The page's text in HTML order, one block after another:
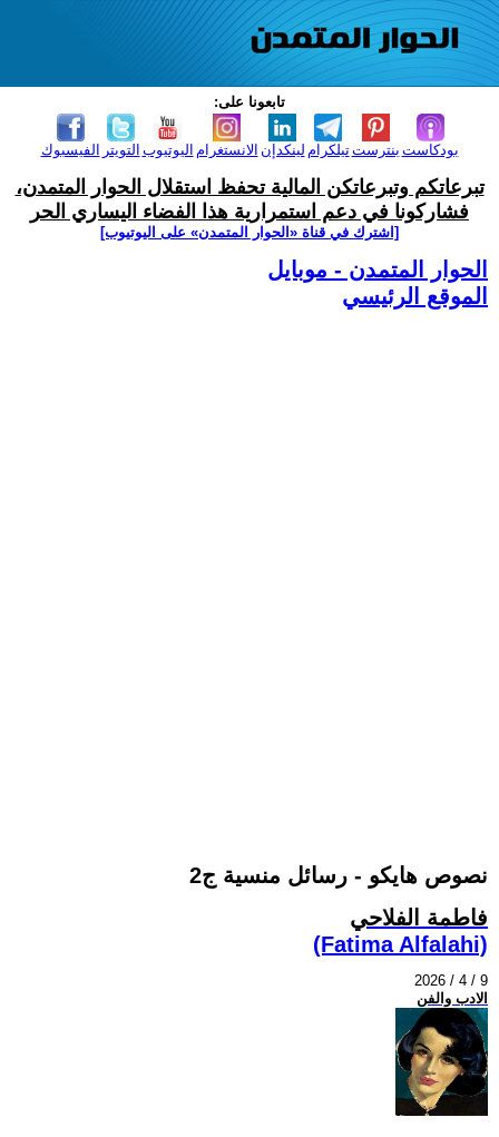
تابعونا على:
الفيسبوك التويتر اليوتيوب الانستغرام لينكدإن تيلكرامبنترست بودكاست
تبرعاتكم وتبرعاتكن المالية تحفظ استقلال الحوار المتمدن،
فشاركونا في دعم استمرارية هذا الفضاء اليساري الحر
[اشترك في قناة ‫«الحوار المتمدن» على اليوتيوب]
الحوار المتمدن - موبايل
الموقع الرئيسي
نصوص هايكو - رسائل منسية ج2
فاطمة الفلاحي
(Fatima Alfalahi)
2026 / 4 / 9
الادب والفن